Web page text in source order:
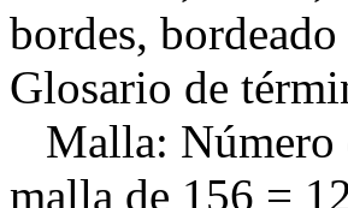
bordes,
Glosario de
Malla: Número
malla de 156 =